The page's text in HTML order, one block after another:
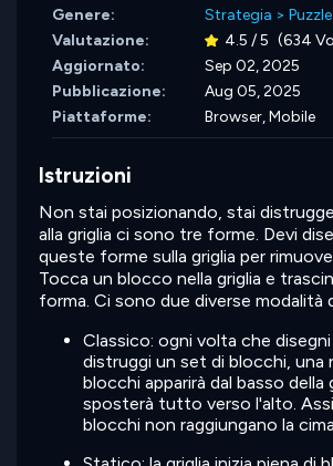
Genere: Strategia >
Valutazione:
4.5 / 5 (634
Aggiornato:
Sep 02, 2025
Pubblicazione:
Aug 05, 2025
Piattaforme:
Browser, Mobile
Istruzioni
Non stai posizionando, stai
alla griglia ci sono tre forme. Devi
queste forme sulla griglia per
Tocca un blocco nella griglia e
forma. Ci sono due diverse modalità
Classico: ogni volta che
distruggi un set di blocchi, una
blocchi apparirà dal basso della
sposterà tutto verso l'alto.
blocchi non raggiungano la